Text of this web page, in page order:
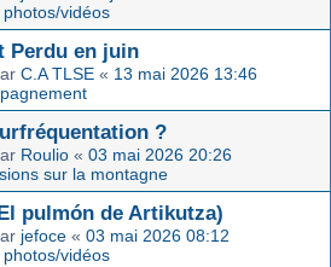
vidéos
Perdu en juin
C.A TLSE « 13 mai 2026 13:46
?
Roulio « 03 mai 2026 20:26
sur la montagne
pulmón de Artikutza)
jefoce « 03 mai 2026 08:12
vidéos